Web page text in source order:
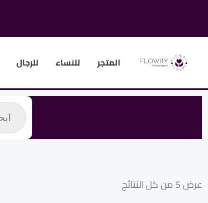
المحتوى
المتجر للنساء للرجال
Products
search
عرض ⁦5⁩ من كل النتائج